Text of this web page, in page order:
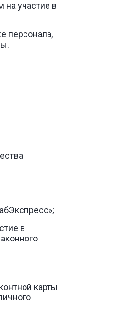
на участие в
персонала,
в
карты